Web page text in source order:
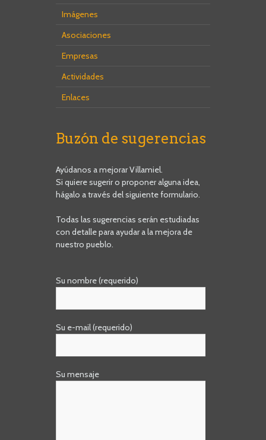
Imágenes
Asociaciones
Empresas
Actividades
Enlaces
Buzón de sugerencias
Ayúdanos a mejorar Villamiel.
Si quiere sugerir o proponer alguna idea,
hágalo a través del siguiente formulario.
Todas las sugerencias serán estudiadas
con detalle para ayudar a la mejora de
nuestro pueblo.
Su nombre (requerido)
Su e-mail (requerido)
Su mensaje